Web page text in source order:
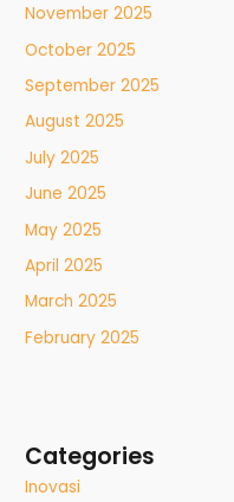
November 2025
October 2025
September 2025
August 2025
July 2025
June 2025
May 2025
April 2025
March 2025
February 2025
Categories
Inovasi